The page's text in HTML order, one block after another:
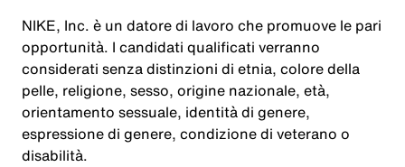
NIKE, Inc. è un datore di lavoro che promuove le pari
opportunità. I candidati qualificati verranno
considerati senza distinzioni di etnia, colore della
pelle, religione, sesso, origine nazionale, età,
orientamento sessuale, identità di genere,
espressione di genere, condizione di veterano o
disabilità.